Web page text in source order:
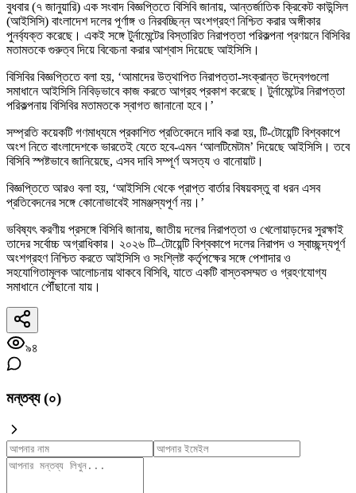
বুধবার (৭ জানুয়ারি) এক সংবাদ বিজ্ঞপ্তিতে বিসিবি জানায়, আন্তর্জাতিক ক্রিকেট কাউন্সিল
(আইসিসি) বাংলাদেশ দলের পূর্ণাঙ্গ ও নিরবচ্ছিন্ন অংশগ্রহণ নিশ্চিত করার অঙ্গীকার
পুনর্ব্যক্ত করেছে। একই সঙ্গে টুর্নামেন্টের বিস্তারিত নিরাপত্তা পরিকল্পনা প্রণয়নে বিসিবির
মতামতকে গুরুত্ব দিয়ে বিবেচনা করার আশ্বাস দিয়েছে আইসিসি।
বিসিবির বিজ্ঞপ্তিতে বলা হয়, ‘আমাদের উত্থাপিত নিরাপত্তা-সংক্রান্ত উদ্বেগগুলো
সমাধানে আইসিসি নিবিড়ভাবে কাজ করতে আগ্রহ প্রকাশ করেছে। টুর্নামেন্টের নিরাপত্তা
পরিকল্পনায় বিসিবির মতামতকে স্বাগত জানানো হবে।’
সম্প্রতি কয়েকটি গণমাধ্যমে প্রকাশিত প্রতিবেদনে দাবি করা হয়, টি-টোয়েন্টি বিশ্বকাপে
অংশ নিতে বাংলাদেশকে ভারতেই যেতে হবে-এমন ‘আলটিমেটাম’ দিয়েছে আইসিসি। তবে
বিসিবি স্পষ্টভাবে জানিয়েছে, এসব দাবি সম্পূর্ণ অসত্য ও বানোয়াট।
বিজ্ঞপ্তিতে আরও বলা হয়, ‘আইসিসি থেকে প্রাপ্ত বার্তার বিষয়বস্তু বা ধরন এসব
প্রতিবেদনের সঙ্গে কোনোভাবেই সামঞ্জস্যপূর্ণ নয়।’
ভবিষ্যৎ করণীয় প্রসঙ্গে বিসিবি জানায়, জাতীয় দলের নিরাপত্তা ও খেলোয়াড়দের সুরক্ষাই
তাদের সর্বোচ্চ অগ্রাধিকার। ২০২৬ টি–টোয়েন্টি বিশ্বকাপে দলের নিরাপদ ও স্বাচ্ছন্দ্যপূর্ণ
অংশগ্রহণ নিশ্চিত করতে আইসিসি ও সংশ্লিষ্ট কর্তৃপক্ষের সঙ্গে পেশাদার ও
সহযোগিতামূলক আলোচনায় থাকবে বিসিবি, যাতে একটি বাস্তবসম্মত ও গ্রহণযোগ্য
সমাধানে পৌঁছানো যায়।
৯৪
মন্তব্য (০)